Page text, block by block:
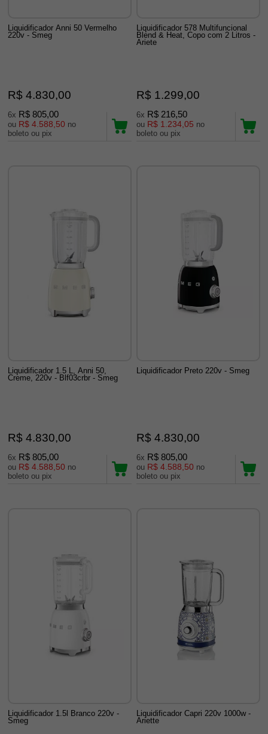
Liquidificador Anni 50 Vermelho
220v - Smeg
R$ 4.830,00
6x R$ 805,00
ou R$ 4.588,50 no
boleto ou pix
Liquidificador 578 Multifuncional
Blend & Heat, Copo com 2 Litros -
Ariete
R$ 1.299,00
6x R$ 216,50
ou R$ 1.234,05 no
boleto ou pix
Liquidificador 1.5 L, Anni 50,
Creme, 220v - Blf03crbr - Smeg
R$ 4.830,00
6x R$ 805,00
ou R$ 4.588,50 no
boleto ou pix
Liquidificador Preto 220v - Smeg
R$ 4.830,00
6x R$ 805,00
ou R$ 4.588,50 no
boleto ou pix
Liquidificador 1.5l Branco 220v -
Smeg
Liquidificador Capri 220v 1000w -
Ariette